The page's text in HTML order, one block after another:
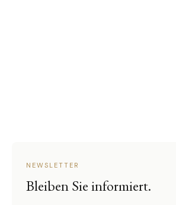
NEWSLETTER
Bleiben Sie informiert.